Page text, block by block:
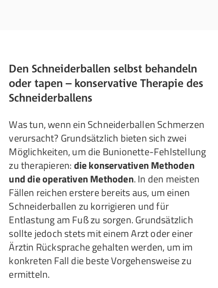
Den Schneiderballen selbst behandeln
oder tapen – konservative Therapie des
Schneiderballens
Was tun, wenn ein Schneiderballen Schmerzen
verursacht? Grundsätzlich bieten sich zwei
Möglichkeiten, um die Bunionette-Fehlstellung
zu therapieren:die konservativen Methoden
und die operativen Methoden. In den meisten
Fällen reichen erstere bereits aus, um einen
Schneiderballen zu korrigieren und für
Entlastung am Fuß zu sorgen. Grundsätzlich
sollte jedoch stets mit einem Arzt oder einer
Ärztin Rücksprache gehalten werden, um im
konkreten Fall die beste Vorgehensweise zu
ermitteln.